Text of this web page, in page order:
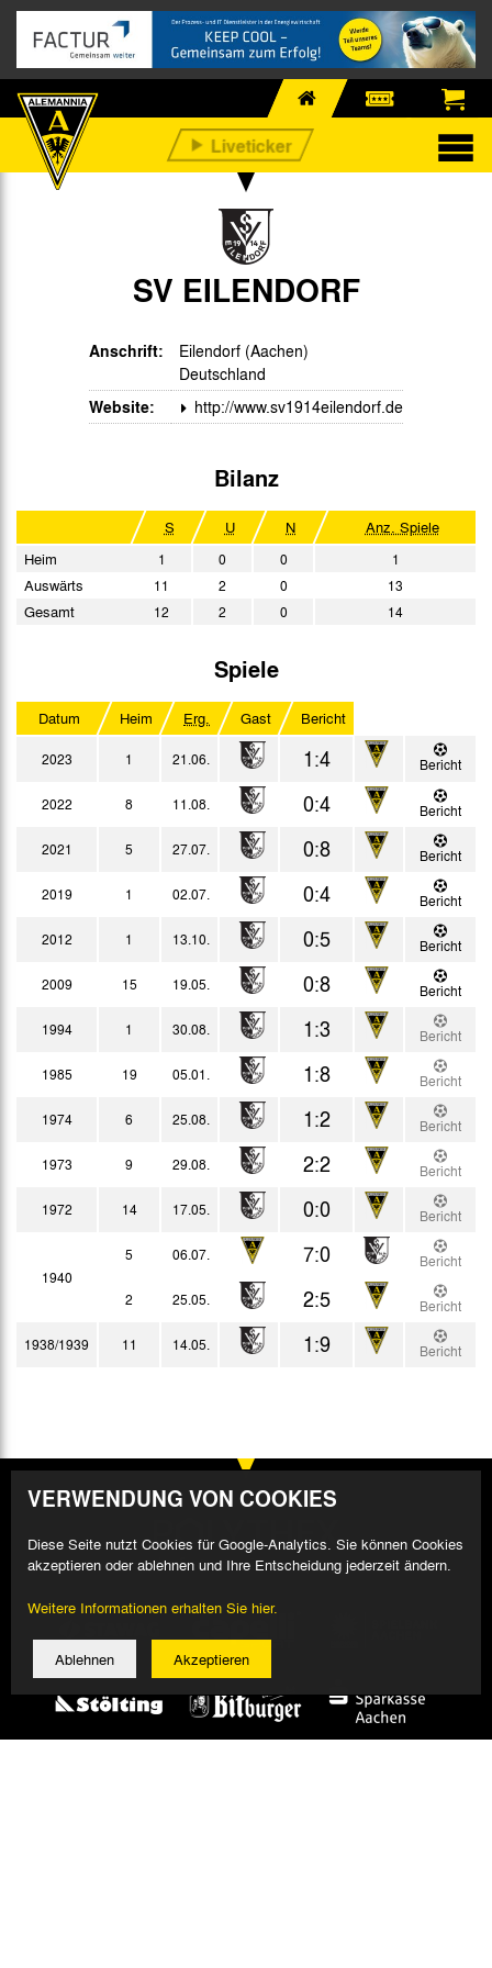
SV EILENDORF
Anschrift:
Eilendorf (Aachen)
Deutschland
Website: http://www.sv1914eilendorf.de
Bilanz
S U N
Anz. Spiele
Heim
1 0 0 1
Auswärts 11 2 0 13
Gesamt 12 2 0 14
Spiele
Datum Heim Erg. Gast Bericht
2023 1 21.06. 1:4
Bericht
2022
8 11.08. 0:4
Bericht
2021
5 27.07. 0:8
Bericht
2019
1 02.07. 0:4
Bericht
2012
1 13.10. 0:5
Bericht
2009
15 19.05. 0:8
Bericht
1994
1 30.08. 1:3
Bericht
1985
19 05.01. 1:8
Bericht
1974
6 25.08. 1:2
Bericht
1973
9 29.08. 2:2
Bericht
1972
14 17.05. 0:0 Bericht
1940
5 06.07. 7:0
Bericht
2
25.05. 2:5
Bericht
1938/1939
11 14.05. 1:9 Bericht
VERWENDUNG VON COOKIES
Diese Seite nutzt Cookies für Google-Analytics. Sie können Cookies
akzeptieren oder ablehnen und Ihre Entscheidung jederzeit ändern.
Weitere Informationen erhalten Sie hier.
Ablehnen Akzeptieren